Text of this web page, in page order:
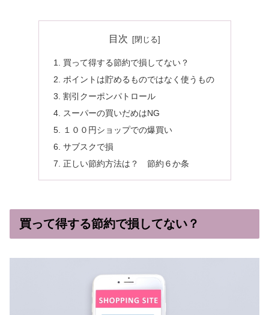
目次
買って得する節約で損してない？
ポイントは貯めるものではなく使うもの
割引クーポンパトロール
スーパーの買いだめはNG
１００円ショップでの爆買い
サブスクで損
正しい節約方法は？ 節約６か条
買って得する節約で損してない？